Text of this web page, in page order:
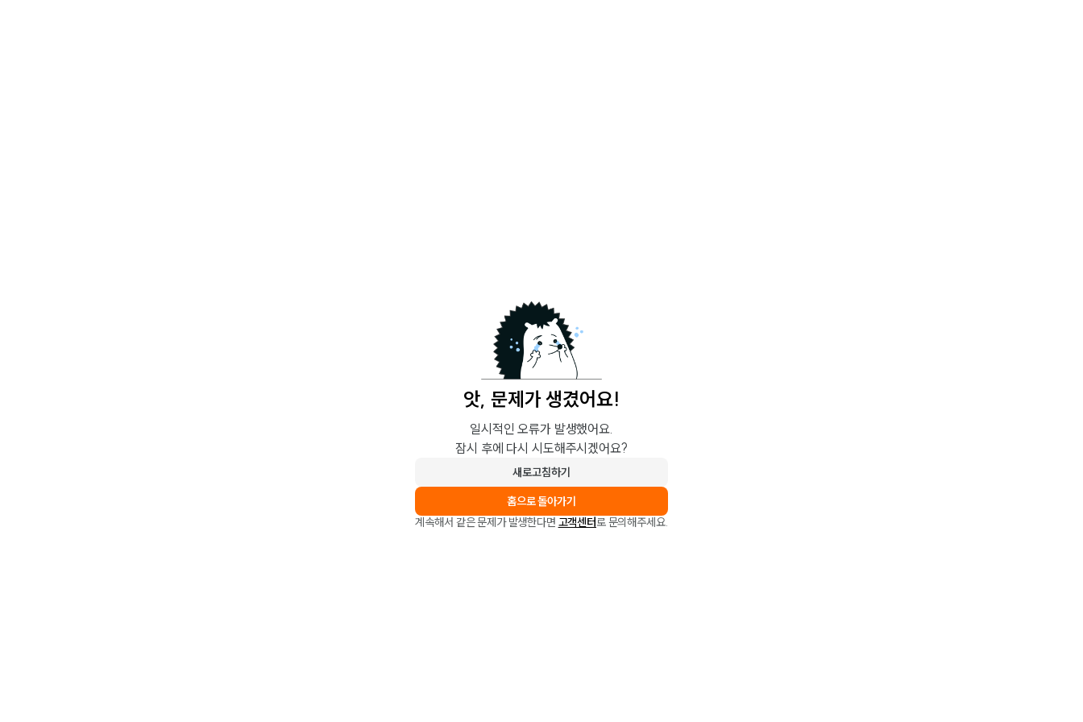
앗, 문제가 생겼어요!
일시적인 오류가 발생했어요.
잠시 후에 다시 시도해주시겠어요?
새로고침하기
홈으로 돌아가기
계속해서 같은 문제가 발생한다면 고객센터로 문의해주세요.